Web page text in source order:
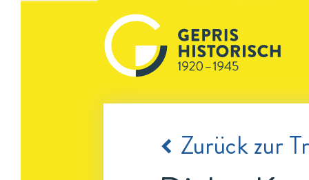
Zurück zur